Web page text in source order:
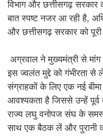
विभाग और छत्तीसगढ़ सरकार
बात स्पष्ट नजर आ रही है,
और छत्तीसगढ़ सरकार को
अग्रवाल ने मुख्यमंत्री से
इस ज्वलंत मुद्दे को गंभीरता
संग्राहकों के लिए एक नई
आवश्यकता है जिससे उन्हें पूर्व
राज्य लघु वनोपज संघ के
साथ एक बैठक लें और पुरानी